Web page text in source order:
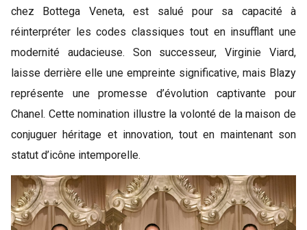
chez Bottega Veneta, est salué pour sa capacité à
réinterpréter les codes classiques tout en insufflant une
modernité audacieuse. Son successeur, Virginie Viard,
laisse derrière elle une empreinte significative, mais Blazy
représente une promesse d’évolution captivante pour
Chanel. Cette nomination illustre la volonté de la maison de
conjuguer héritage et innovation, tout en maintenant son
statut d’icône intemporelle.